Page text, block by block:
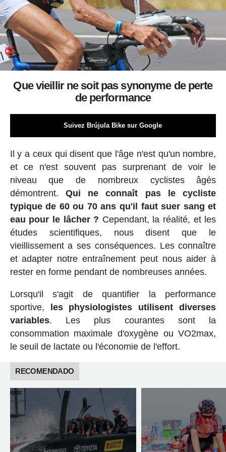
Que vieillir ne soit pas synonyme de perte
de performance
Suivez Brújula Bike sur Google
Il y a ceux qui disent que l'âge n'est qu'un nombre,
et ce n'est souvent pas surprenant de voir le
niveau que de nombreux cyclistes âgés
démontrent. Qui ne connaît pas le cycliste
typique de 60 ou 70 ans qu'il faut suer sang et
eau pour le lâcher ? Cependant, la réalité, et les
études scientifiques, nous disent que le
vieillissement a ses conséquences. Les connaître
et adapter notre entraînement peut nous aider à
rester en forme pendant de nombreuses années.
Lorsqu'il s'agit de quantifier la performance
sportive, les physiologistes utilisent diverses
variables. Les plus courantes sont la
consommation maximale d'oxygène ou VO2max,
le seuil de lactate ou l'économie de l'effort.
RECOMENDADO